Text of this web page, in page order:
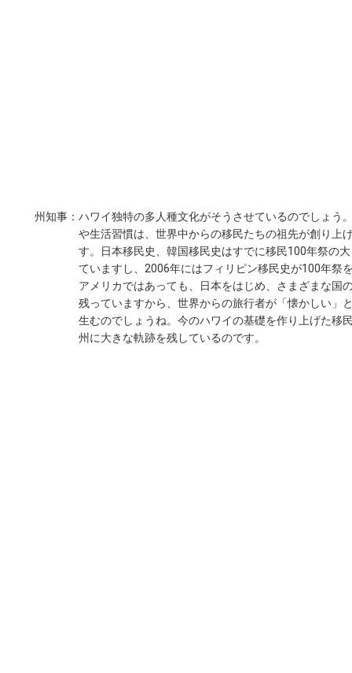
州知事： ハワイ独特の多人種文化がそうさせているのでしょう
や生活習慣は、世界中からの移民たちの祖先が創り上
す。日本移民史、韓国移民史はすでに移民100年祭の
ていますし、2006年にはフィリピン移民史が100年祭
アメリカではあっても、日本をはじめ、さまざまな国
残っていますから、世界からの旅行者が「懐かしい」
生むのでしょうね。今のハワイの基礎を作り上げた移
州に大きな軌跡を残しているのです。